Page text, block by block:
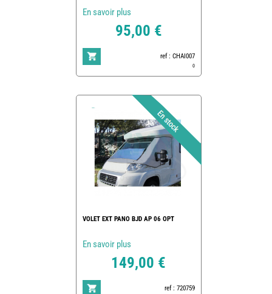
En savoir plus
95,00 €
ref : CHAI007
0
VOLET EXT PANO BJD AP 06 OPT
En savoir plus
149,00 €
ref : 720759